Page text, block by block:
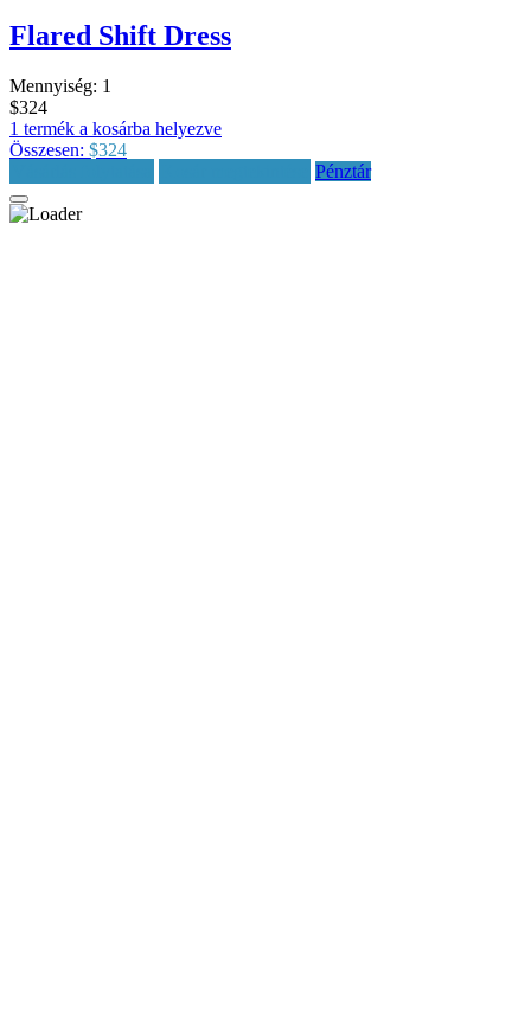
Flared Shift Dress
Mennyiség: 1
$324
1 termék a kosárba helyezve
Összesen: $324
Pénztár